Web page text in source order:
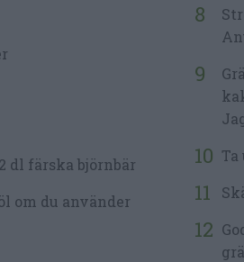
dl färska björnbär
om du använder
Ta